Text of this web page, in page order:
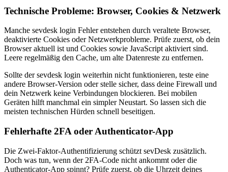
Technische Probleme: Browser, Cookies & Netzwerk
Manche sevdesk login Fehler entstehen durch veraltete Browser,
deaktivierte Cookies oder Netzwerkprobleme. Prüfe zuerst, ob dein
Browser aktuell ist und Cookies sowie JavaScript aktiviert sind.
Leere regelmäßig den Cache, um alte Datenreste zu entfernen.
Sollte der sevdesk login weiterhin nicht funktionieren, teste eine
andere Browser-Version oder stelle sicher, dass deine Firewall und
dein Netzwerk keine Verbindungen blockieren. Bei mobilen
Geräten hilft manchmal ein simpler Neustart. So lassen sich die
meisten technischen Hürden schnell beseitigen.
Fehlerhafte 2FA oder Authenticator-App
Die Zwei-Faktor-Authentifizierung schützt sevDesk zusätzlich.
Doch was tun, wenn der 2FA-Code nicht ankommt oder die
Authenticator-App spinnt? Prüfe zuerst, ob die Uhrzeit deines